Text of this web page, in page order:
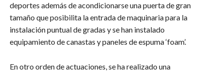
deportes además de acondicionarse una puerta de gran
tamaño que posibilita la entrada de maquinaria para la
instalación puntual de gradas y se han instalado
equipamiento de canastas y paneles de espuma ‘foam’.
En otro orden de actuaciones, se ha realizado una